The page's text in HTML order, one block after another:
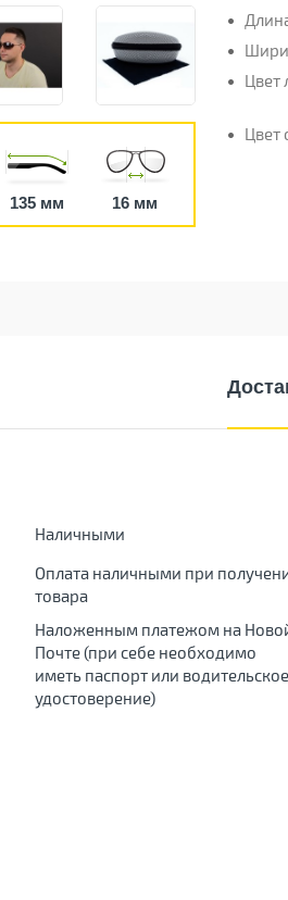
135 мм 16 мм
Цвет
Цвет
Наличными
Оплата наличными при
товара
Наложенным платежом на
Почте (при себе необходимо
иметь паспорт или водительское
удостоверение)